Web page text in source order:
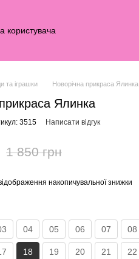
користувача
та іграшки Новорічна прикраса Ялинка
Ялинка
3515 Написати відгук
1 850 грн
накопичувальної знижки
04 05 06 07 08
18 19 20 21 22